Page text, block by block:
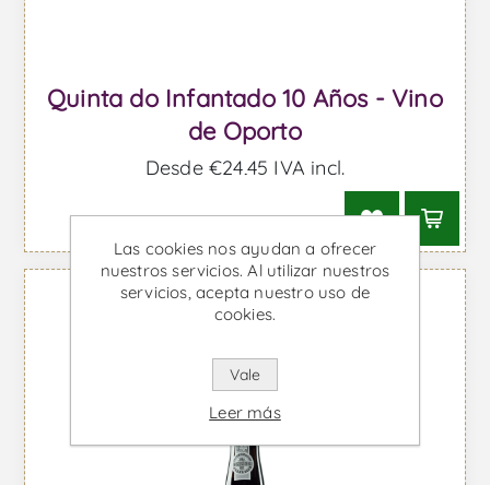
Quinta do Infantado 10 Años - Vino
de Oporto
Desde €24,45 IVA incl.
Las cookies nos ayudan a ofrecer
nuestros servicios. Al utilizar nuestros
servicios, acepta nuestro uso de
cookies.
Vale
Leer más